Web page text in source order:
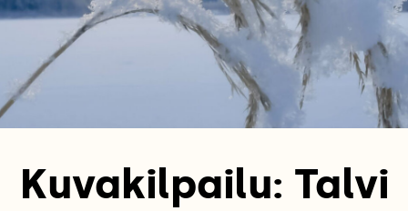
Kuvakilpailu: Talvi